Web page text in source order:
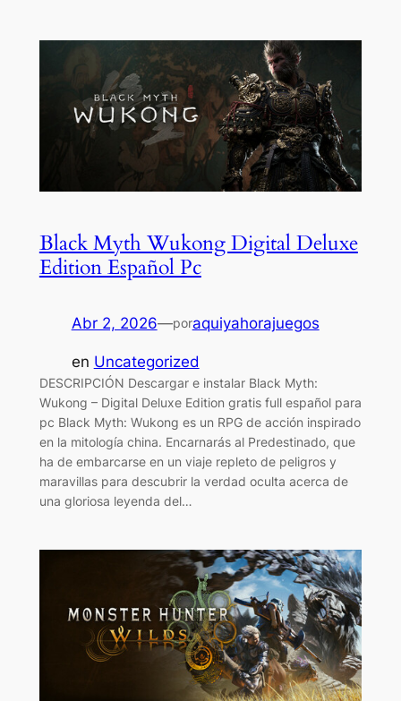
Black Myth Wukong Digital Deluxe
Edition Español Pc
Abr 2, 2026—poraquiyahorajuegos
en Uncategorized
DESCRIPCIÓN Descargar e instalar Black Myth:
Wukong – Digital Deluxe Edition gratis full español para
pc Black Myth: Wukong es un RPG de acción inspirado
en la mitología china. Encarnarás al Predestinado, que
ha de embarcarse en un viaje repleto de peligros y
maravillas para descubrir la verdad oculta acerca de
una gloriosa leyenda del…